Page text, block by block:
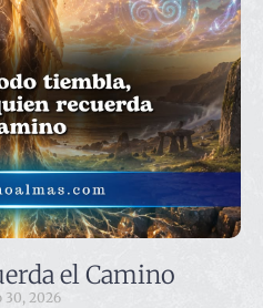
el Camino
30, 2026